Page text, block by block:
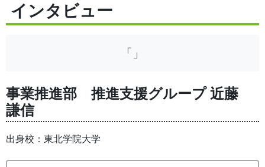
インタビュー
「」
事業推進部 推進支援グループ 近藤
謙信
出身校：東北学院大学